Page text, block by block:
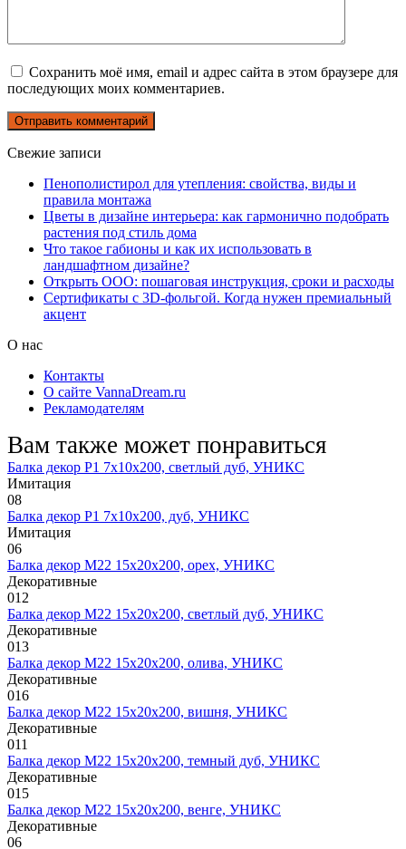
Сохранить моё имя, email и адрес сайта в этом браузере для
последующих моих комментариев.
Свежие записи
Пенополистирол для утепления: свойства, виды и
правила монтажа
Цветы в дизайне интерьера: как гармонично подобрать
растения под стиль дома
Что такое габионы и как их использовать в
ландшафтном дизайне?
Открыть ООО: пошаговая инструкция, сроки и расходы
Сертификаты с 3D-фольгой. Когда нужен премиальный
акцент
О нас
Контакты
О сайте VannaDream.ru
Рекламодателям
Вам также может понравиться
Балка декор Р1 7х10х200, светлый дуб, УНИКС
Имитация
08
Балка декор Р1 7х10х200, дуб, УНИКС
Имитация
06
Балка декор М22 15х20х200, орех, УНИКС
Декоративные
012
Балка декор М22 15х20х200, светлый дуб, УНИКС
Декоративные
013
Балка декор М22 15х20х200, олива, УНИКС
Декоративные
016
Балка декор М22 15х20х200, вишня, УНИКС
Декоративные
011
Балка декор М22 15х20х200, темный дуб, УНИКС
Декоративные
015
Балка декор М22 15х20х200, венге, УНИКС
Декоративные
06